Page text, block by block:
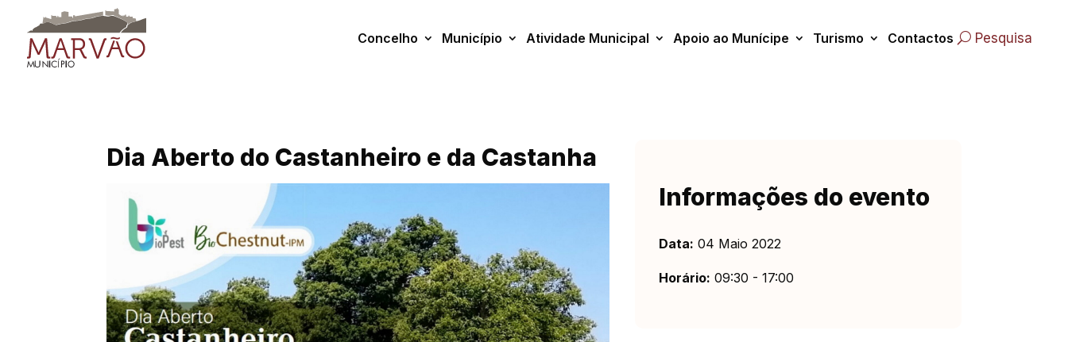
content
Concelho Município Atividade Municipal Apoio ao Munícipe Turismo Contactos Pesquisa
Dia Aberto do Castanheiro e da Castanha
Informações do evento
Data: 04 Maio 2022
Horário: 09:30 - 17:00